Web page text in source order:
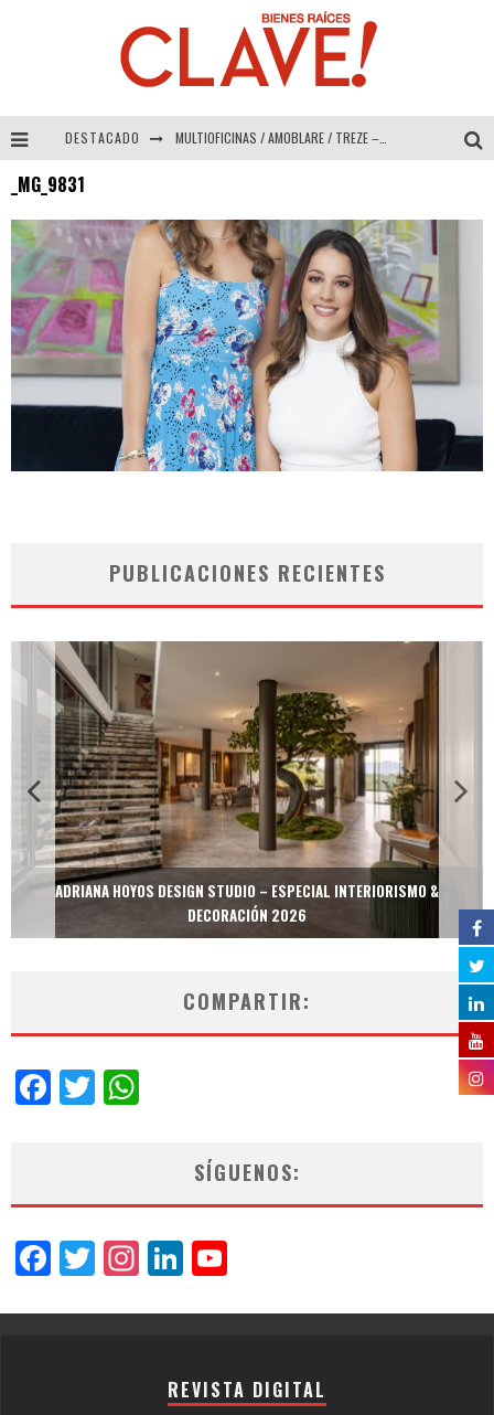
DESTACADO MULTIOFICINAS / AMOBLARE / TREZE – Especial Interiorismo & Decoración 2026
COLINEAL – Especial Interiorismo & Decoración 2026
ADRIANA HOYOS DESIGN STUDIO – Especial Interiorismo & Decoración 2026
_MG_9831
PUBLICACIONES RECIENTES
ADRIANA HOYOS DESIGN STUDIO – ESPECIAL INTERIORISMO &
DECORACIÓN 2026
COMPARTIR:
Facebook
Twitter
SÍGUENOS:
Facebook
Twitter
Instagram
LinkedIn
REVISTA DIGITAL